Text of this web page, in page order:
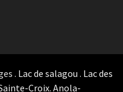
. Lac de salagou . Lac des
Croix.Anola-